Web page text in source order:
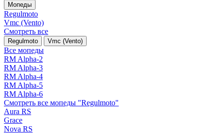
Мопеды
Regulmoto
Vmc (Vento)
Смотреть все
Regulmoto Vmc (Vento)
Все мопеды
RM Alpha-2
RM Alpha-3
RM Alpha-4
RM Alpha-5
RM Alpha-6
Смотреть все мопеды "Regulmoto"
Aura RS
Grace
Nova RS